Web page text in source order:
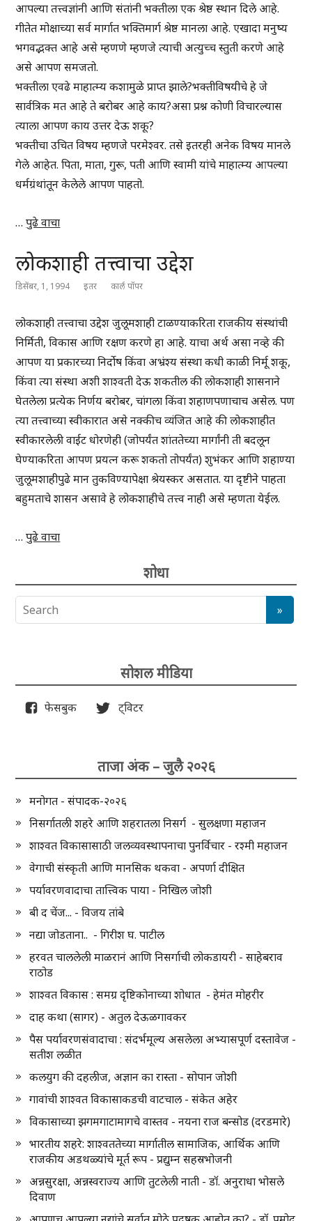
आपल्या तत्त्वज्ञांनी आणि संतांनी भक्तीला एक श्रेष्ठ स्थान दिले आहे.
गीतेत मोक्षाच्या सर्व मार्गात भक्तिमार्ग श्रेष्ठ मानला आहे. एखादा मनुष्य
भगवद्भक्त आहे असे म्हणणे म्हणजे त्याची अत्युच्च स्तुती करणे आहे
असे आपण समजतो.
भक्तीला एवढे माहात्म्य कशामुळे प्राप्त झाले?भक्तीविषयीचे हे जे
सार्वत्रिक मत आहे ते बरोबर आहे काय?असा प्रश्न कोणी विचारल्यास
त्याला आपण काय उत्तर देऊ शकू?
भक्तीचा उचित विषय म्हणजे परमेश्वर. तसे इतरही अनेक विषय मानले
गेले आहेत. पिता, माता, गुरू, पती आणि स्वामी यांचे माहात्म्य आपल्या
धर्मग्रंथांतून केलेले आपण पाहतो.
…पुढे वाचा
लोकशाही तत्त्वाचा उद्देश
डिसेंबर, 1, 1994 इतर कार्ल पॉपर
लोकशाही तत्त्वाचा उद्देश जुलूमशाही टाळण्याकरिता राजकीय संस्थांची
निर्मिती, विकास आणि रक्षण करणे हा आहे. याचा अर्थ असा नव्हे की
आपण या प्रकारच्या निर्दोष किंवा अभ्रंश्य संस्था कधी काळी निर्मू शकू,
किंवा त्या संस्था अशी शाश्वती देऊ शकतील की लोकशाही शासनाने
घेतलेला प्रत्येक निर्णय बरोबर, चांगला किंवा शहाणपणाचाच असेल. पण
त्या तत्त्वाच्या स्वीकारात असे नक्कीच व्यंजित आहे की लोकशाहीत
स्वीकारलेली वाईट धोरणेही (जोपर्यंत शांततेच्या मार्गांनी ती बदलून
घेण्याकरिता आपण प्रयत्न करू शकतो तोपर्यंत) शुभंकर आणि शहाण्या
जुलूमशाहीपुढे मान तुकविण्यापेक्षा श्रेयस्कर असतात. या दृष्टीने पाहता
बहुमताचे शासन असावे हे लोकशाहीचे तत्त्व नाही असे म्हणता येईल.
…पुढे वाचा
शोधा
सोशल मीडिया
फेसबुक ट्विटर
ताजा अंक – जुलै २०२६
मनोगत - संपादक-२०२६
निसर्गातली शहरे आणि शहरातला निसर्ग - सुलक्षणा महाजन
शाश्वत विकासासाठी जलव्यवस्थापनाचा पुनर्विचार - रश्मी महाजन
वेगाची संस्कृती आणि मानसिक थकवा - अपर्णा दीक्षित
पर्यावरणवादाचा तात्त्विक पाया - निखिल जोशी
बी द चेंज... - विजय तांबे
नद्या जोडताना.. - गिरीश घ. पाटील
हरवत चाललेली माळरानं आणि निसर्गाची लोकडायरी - साहेबराव
राठोड
शाश्वत विकास : समग्र दृष्टिकोनाच्या शोधात - हेमंत मोहरीर
दाह कथा (सागर) - अतुल देऊळगावकर
पैस पर्यावरणसंवादाचा : संदर्भमूल्य असलेला अभ्यासपूर्ण दस्तावेज -
सतीश लळीत
कलयुग की दहलीज, अज्ञान का रास्ता - सोपान जोशी
गावांची शाश्वत विकासाकडची वाटचाल - संकेत अहेर
विकासाच्या झगमगाटामागचे वास्तव - नयना राज बन्सोड (दरडमारे)
भारतीय शहरे: शाश्वततेच्या मार्गातील सामाजिक, आर्थिक आणि
राजकीय अडथळ्यांचे मूर्त रूप - प्रद्युम्न सहस्रभोजनी
अन्नसुरक्षा, अन्नस्वराज्य आणि तुटलेली नाती - डॉ. अनुराधा भोसले
दिवाण